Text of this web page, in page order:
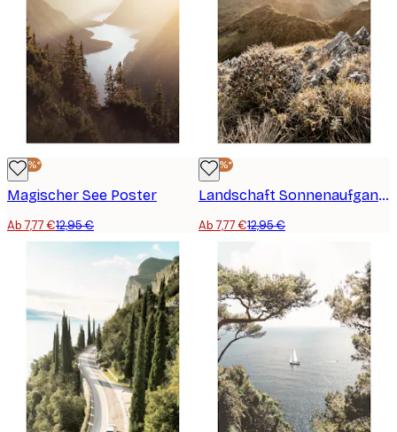
-40%*
Magischer See Poster
Ab 7,77 €12,95 €
-40%*
Landschaft Sonnenaufgang Poster
Ab 7,77 €12,95 €